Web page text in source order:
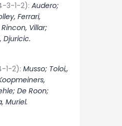
3-1-2): Audero;
Ferrari,
Villar;
Djuricic.
1-2): Musso; Toloi,,
De Roon;
Muriel.